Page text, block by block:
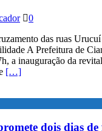
0
das ruas
A Prefeitura de
a inauguração da
[…]
dois dias de